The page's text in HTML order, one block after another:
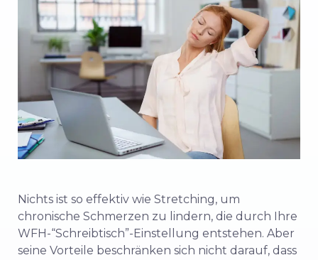
Nichts ist so effektiv wie Stretching, um
chronische Schmerzen zu lindern, die durch Ihre
WFH-“Schreibtisch”-Einstellung entstehen. Aber
seine Vorteile beschränken sich nicht darauf, dass